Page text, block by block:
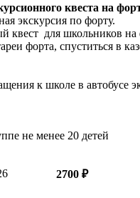
квеста на
экскурсия по форту.
квест для школьников на
форта, спуститься в
к школе в автобусе
не менее 20 детей
2700 ₽